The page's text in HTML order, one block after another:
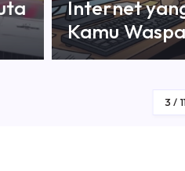
Internet
Kamu
BySejingga
3/